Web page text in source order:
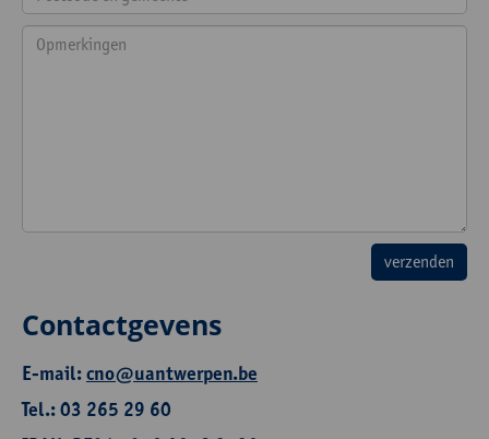
Contactgevens
E-mail:cno@uantwerpen.be
Tel.: 03 265 29 60